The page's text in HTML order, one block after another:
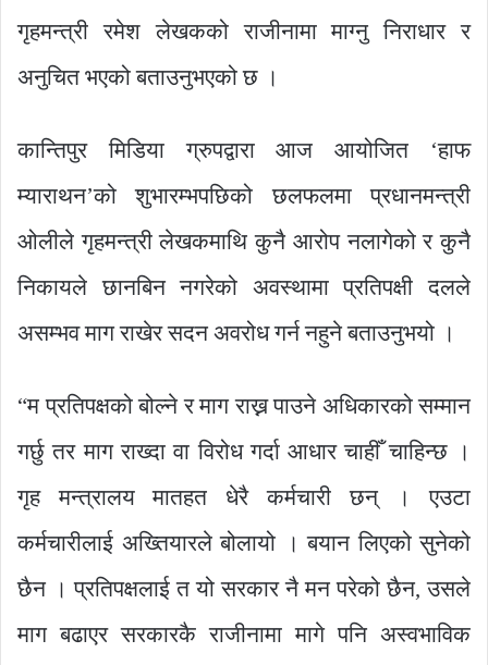
गृहमन्त्री रमेश लेखकको राजीनामा माग्नु निराधार र
अनुचित भएको बताउनुभएको छ ।
कान्तिपुर मिडिया ग्रुपद्वारा आज आयोजित ‘हाफ
म्याराथन’को शुभारम्भपछिको छलफलमा प्रधानमन्त्री
ओलीले गृहमन्त्री लेखकमाथि कुनै आरोप नलागेको र कुनै
निकायले छानबिन नगरेको अवस्थामा प्रतिपक्षी दलले
असम्भव माग राखेर सदन अवरोध गर्न नहुने बताउनुभयो ।
“म प्रतिपक्षको बोल्ने र माग राख्न पाउने अधिकारको सम्मान
गर्छु तर माग राख्दा वा विरोध गर्दा आधार चाहीँ चाहिन्छ ।
गृह मन्त्रालय मातहत धेरै कर्मचारी छन् । एउटा
कर्मचारीलाई अख्तियारले बोलायो । बयान लिएको सुनेको
छैन । प्रतिपक्षलाई त यो सरकार नै मन परेको छैन, उसले
माग बढाएर सरकारकै राजीनामा मागे पनि अस्वभाविक